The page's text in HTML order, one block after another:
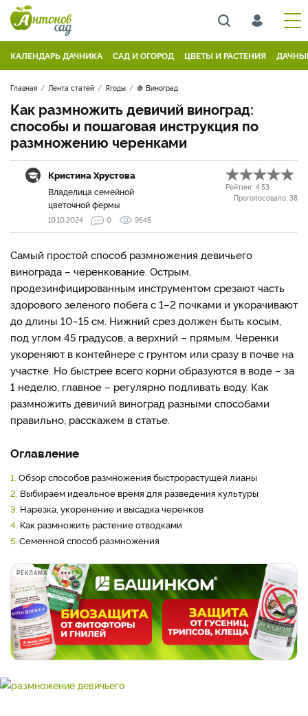
КАЛЕНДАРЬ ДАЧНИКА САД И ОГОРОД ЦВЕТЫ И РАСТЕНИЯ
Главная Лента статей Ягоды 🍇 Виноград
Как размножить девичий виноград:
способы и пошаговая инструкция по
размножению черенками
Кристина Хрустова
Владелица семейной
цветочной фермы
Рейтинг: 4.53
Проголосовало: 38
10.10.2024 0 9545
Самый простой способ размножения девичьего
винограда – черенкование. Острым,
продезинфицированным инструментом срезают часть
здорового зеленого побега с 1–2 почками и укорачивают
до длины 10–15 см. Нижний срез должен быть косым,
под углом 45 градусов, а верхний – прямым. Черенки
укореняют в контейнере с грунтом или сразу в почве на
участке. Но быстрее всего корни образуются в воде – за
1 неделю, главное – регулярно подливать воду. Как
размножить девичий виноград разными способами
правильно, расскажем в статье.
Оглавление
1. Обзор способов размножения быстрорастущей лианы
2. Выбираем идеальное время для разведения культуры
3. Нарезка, укоренение и высадка черенков
4. Как размножить растение отводками
5. Семенной способ размножения
РЕКЛАМА